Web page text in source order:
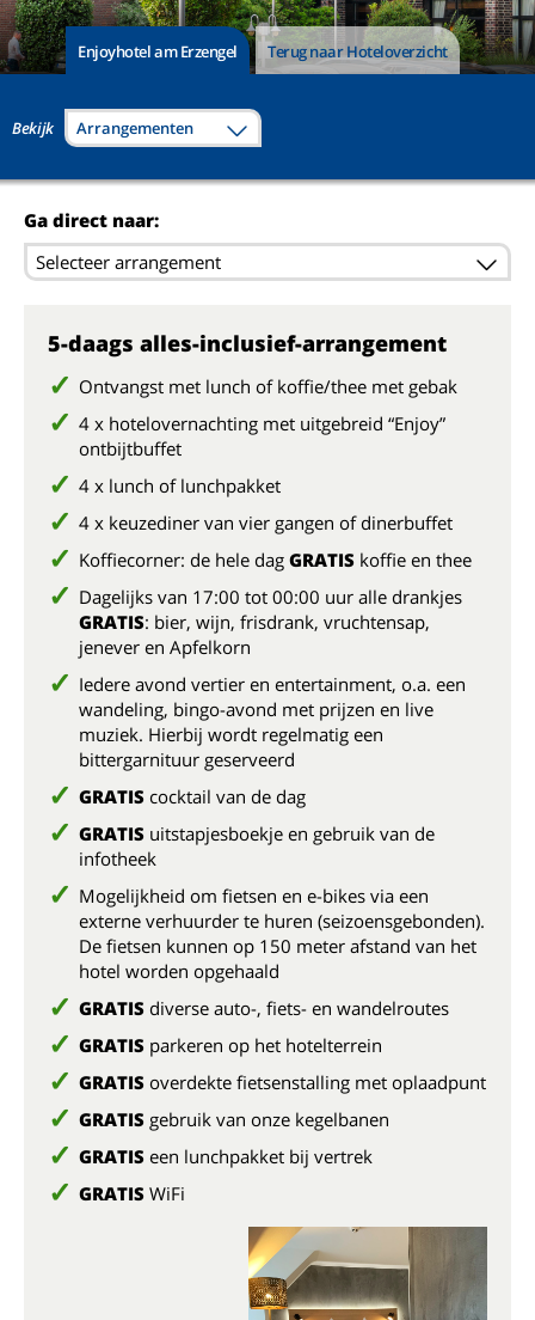
Enjoyhotel am Erzengel Terug naar Hoteloverzicht
Bekijk Arrangementen
Ga direct naar:
Selecteer arrangement
5-daags alles-inclusief-arrangement
Ontvangst met lunch of koffie/thee met gebak
4 x hotelovernachting met uitgebreid “Enjoy”
ontbijtbuffet
4 x lunch of lunchpakket
4 x keuzediner van vier gangen of dinerbuffet
Koffiecorner: de hele dag GRATIS koffie en thee
Dagelijks van 17:00 tot 00:00 uur alle drankjes
GRATIS: bier, wijn, frisdrank, vruchtensap,
jenever en Apfelkorn
Iedere avond vertier en entertainment, o.a. een
wandeling, bingo-avond met prijzen en live
muziek. Hierbij wordt regelmatig een
bittergarnituur geserveerd
GRATIS cocktail van de dag
GRATIS uitstapjesboekje en gebruik van de
infotheek
Mogelijkheid om fietsen en e-bikes via een
externe verhuurder te huren (seizoensgebonden).
De fietsen kunnen op 150 meter afstand van het
hotel worden opgehaald
GRATIS diverse auto-, fiets- en wandelroutes
GRATIS parkeren op het hotelterrein
GRATIS overdekte fietsenstalling met oplaadpunt
GRATIS gebruik van onze kegelbanen
GRATIS een lunchpakket bij vertrek
GRATIS WiFi